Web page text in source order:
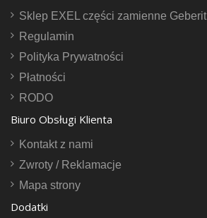
Sklep EXEL części zamienne Geberit
Regulamin
Polityka Prywatności
Płatności
RODO
Biuro Obsługi Klienta
Kontakt z nami
Zwroty / Reklamacje
Mapa strony
Dodatki